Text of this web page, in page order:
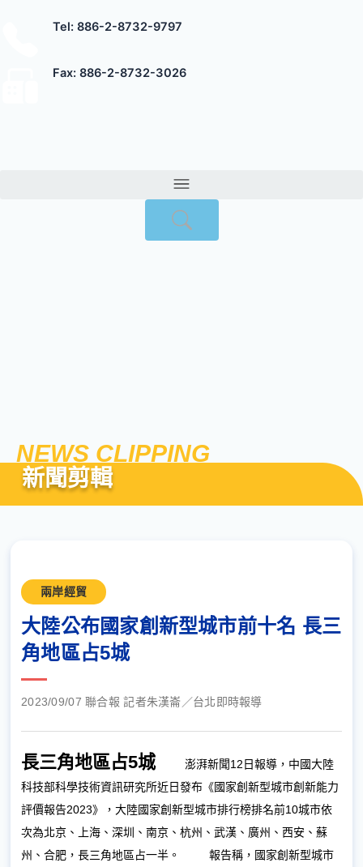
Tel: 886-2-8732-9797
Fax: 886-2-8732-3026
NEWS CLIPPING
新聞剪輯
兩岸經貿
大陸公布國家創新型城市前十名 長三
角地區占5城
2023/09/07 聯合報 記者朱漢崙／台北即時報導
長三角地區占5城
澎湃新聞12日報導，中國大陸
科技部科學技術資訊研究所近日發布《國家創新型城市創新能力
評價報告2023》，大陸國家創新型城市排行榜排名前10城市依
次為北京、上海、深圳、南京、杭州、武漢、廣州、西安、蘇
州、合肥，長三角地區占一半。
報告稱，國家創新型城市